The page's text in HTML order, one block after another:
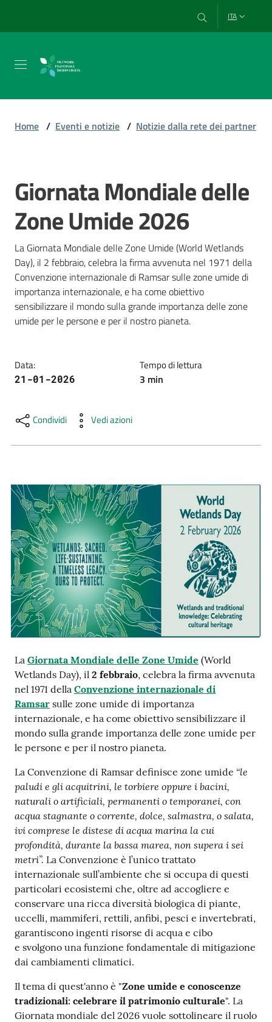
ITA
Chi
usa
dati
Strumenti
e
risorse
Science
Progetti
Educazione
ambientale
Eventi
e
notizie
Progetto
PNRR
Monitoraggio
SNB2030
Scrivici
Seguici
su
Home / Eventi e notizie / Notizie dalla rete dei partner
Salta al contenuto
Giornata Mondiale delle
Zone Umide 2026
La Giornata Mondiale delle Zone Umide (World Wetlands
Day), il 2 febbraio, celebra la firma avvenuta nel 1971 della
Convenzione internazionale di Ramsar sulle zone umide di
importanza internazionale, e ha come obiettivo
sensibilizzare il mondo sulla grande importanza delle zone
umide per le persone e per il nostro pianeta.
Data:
21-01-2026
Tempo di lettura
3 min
Condividi Vedi azioni
La Giornata Mondiale delle Zone Umide (World
Wetlands Day), il 2 febbraio, celebra la firma avvenuta
nel 1971 della Convenzione internazionale di
Ramsar sulle zone umide di importanza
internazionale, e ha come obiettivo sensibilizzare il
mondo sulla grande importanza delle zone umide per
le persone e per il nostro pianeta.
La Convenzione di Ramsar definisce zone umide “le
paludi e gli acquitrini, le torbiere oppure i bacini,
naturali o artificiali, permanenti o temporanei, con
acqua stagnante o corrente, dolce, salmastra, o salata,
ivi comprese le distese di acqua marina la cui
profondità, durante la bassa marea, non supera i sei
metri”. La Convenzione è l’unico trattato
internazionale sull’ambiente che si occupa di questi
particolari ecosistemi che, oltre ad accogliere e
conservare una ricca diversità biologica di piante,
uccelli, mammiferi, rettili, anfibi, pesci e invertebrati,
garantiscono ingenti risorse di acqua e cibo
e svolgono una funzione fondamentale di mitigazione
dai cambiamenti climatici.
Il tema di quest'anno è "Zone umide e conoscenze
tradizionali: celebrare il patrimonio culturale". La
Giornata mondiale del 2026 vuole sottolineare il ruolo